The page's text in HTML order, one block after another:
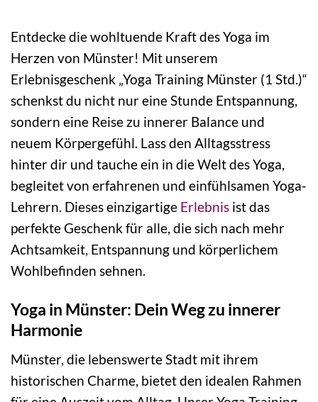
Entdecke die wohltuende Kraft des Yoga im
Herzen von Münster! Mit unserem
Erlebnisgeschenk „Yoga Training Münster (1 Std.)“
schenkst du nicht nur eine Stunde Entspannung,
sondern eine Reise zu innerer Balance und
neuem Körpergefühl. Lass den Alltagsstress
hinter dir und tauche ein in die Welt des Yoga,
begleitet von erfahrenen und einfühlsamen Yoga-
Lehrern. Dieses einzigartige Erlebnis ist das
perfekte Geschenk für alle, die sich nach mehr
Achtsamkeit, Entspannung und körperlichem
Wohlbefinden sehnen.
Yoga in Münster: Dein Weg zu innerer
Harmonie
Münster, die lebenswerte Stadt mit ihrem
historischen Charme, bietet den idealen Rahmen